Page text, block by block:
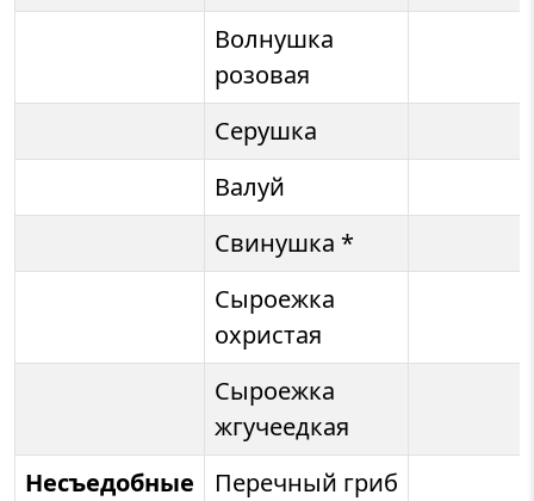
Волнушка
розовая
Серушка
Валуй
Свинушка *
Сыроежка
охристая
Сыроежка
жгучеедкая
Несъедобные
Перечный гриб